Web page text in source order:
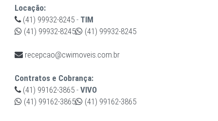
Locação:
(41) 99932-8245 - TIM
(41) 99932-8245
(41) 99932-8245
recepcao@cwimoveis.com.br
Contratos e Cobrança:
(41) 99162-3865 - VIVO
(41) 99162-3865
(41) 99162-3865